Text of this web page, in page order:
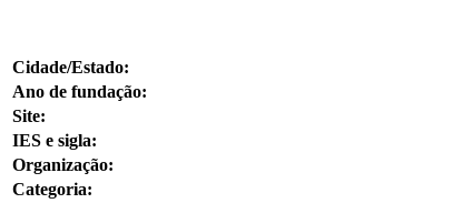
Cidade/Estado:
Ano de fundação:
Site:
IES e sigla:
Organização:
Categoria: